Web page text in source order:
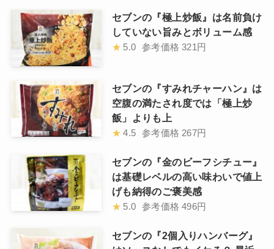
セブンの『極上炒飯』は名前負け
していない旨みとボリューム感
★ 5.0 参考価格 321円
セブンの『すみれチャーハン』は
空腹の満たされ度では「極上炒
飯」よりも上
★ 4.5 参考価格 267円
セブンの『金のビーフシチュー』
は基礎レベルの高い味わいで値上
げも納得のご褒美感
★ 5.0 参考価格 496円
セブンの『2個入りハンバーグ』